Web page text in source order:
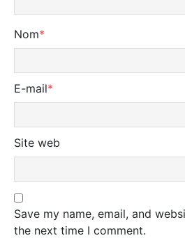
Nom*
E-mail*
Site web
Save my name, email, and
the next time I comment.